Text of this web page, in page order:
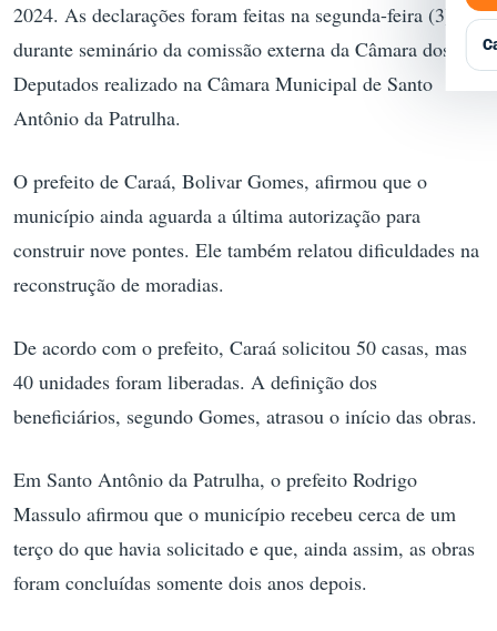
2024. As declarações foram feitas na segunda-feira (3),
durante seminário da comissão externa da Câmara dos
Deputados realizado na Câmara Municipal de Santo
Antônio da Patrulha.
O prefeito de Caraá, Bolivar Gomes, afirmou que o
município ainda aguarda a última autorização para
construir nove pontes. Ele também relatou dificuldades na
reconstrução de moradias.
De acordo com o prefeito, Caraá solicitou 50 casas, mas
40 unidades foram liberadas. A definição dos
beneficiários, segundo Gomes, atrasou o início das obras.
Em Santo Antônio da Patrulha, o prefeito Rodrigo
Massulo afirmou que o município recebeu cerca de um
terço do que havia solicitado e que, ainda assim, as obras
foram concluídas somente dois anos depois.